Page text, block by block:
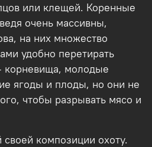
или клещей. Коренные
очень массивны,
на них множество
удобно перетирать
корневища, молодые
ягоды и плоды, но они не
чтобы разрывать мясо и
композиции охоту.